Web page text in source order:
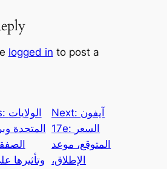
logged in to post a
الولايات
المتحدة
وتأثيرها
Next: آيفون
17e: السعر
المتوقع، موعد
الإطلاق،